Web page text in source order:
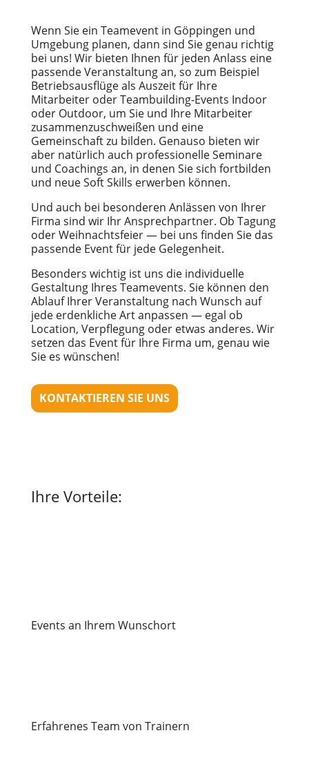
Wenn Sie ein Teamevent in Göppingen und
Umgebung planen, dann sind Sie genau richtig
bei uns! Wir bieten Ihnen für jeden Anlass eine
passende Veranstaltung an, so zum Beispiel
Betriebsausflüge als Auszeit für Ihre
Mitarbeiter oder Teambuilding-Events Indoor
oder Outdoor, um Sie und Ihre Mitarbeiter
zusammenzuschweißen und eine
Gemeinschaft zu bilden. Genauso bieten wir
aber natürlich auch professionelle Seminare
und Coachings an, in denen Sie sich fortbilden
und neue Soft Skills erwerben können.
Und auch bei besonderen Anlässen von Ihrer
Firma sind wir Ihr Ansprechpartner. Ob Tagung
oder Weihnachtsfeier — bei uns finden Sie das
passende Event für jede Gelegenheit.
Besonders wichtig ist uns die individuelle
Gestaltung Ihres Teamevents. Sie können den
Ablauf Ihrer Veranstaltung nach Wunsch auf
jede erdenkliche Art anpassen — egal ob
Location, Verpflegung oder etwas anderes. Wir
setzen das Event für Ihre Firma um, genau wie
Sie es wünschen!
KONTAKTIEREN SIE UNS
Ihre Vorteile:
Events an Ihrem Wunschort
Erfahrenes Team von Trainern